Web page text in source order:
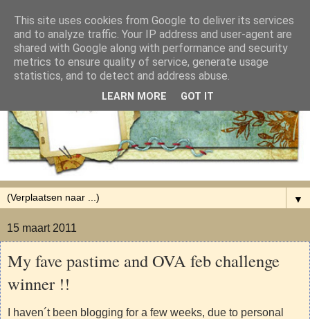
▼
15 maart 2011
My fave pastime and OVA feb challenge
winner !!
I haven´t been blogging for a few weeks, due to personal
This site uses cookies from Google to deliver its services
and to analyze traffic. Your IP address and user-agent are
shared with Google along with performance and security
metrics to ensure quality of service, generate usage
statistics, and to detect and address abuse.
LEARN MORE GOT IT